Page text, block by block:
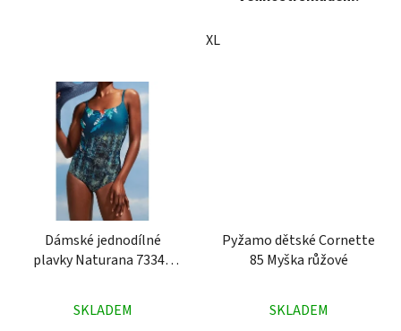
XL
Dámské jednodílné
plavky Naturana 73341
hodnocení
SKLADEM
Pyžamo dětské Cornette
85 Myška růžové
hodnocení
SKLADEM